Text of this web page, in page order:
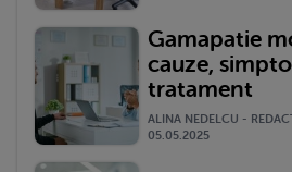
Gamapatie
cauze,
tratament
ALINA NEDELCU -
05.05.2025